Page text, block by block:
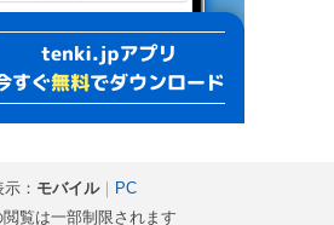
示： モバイル｜
PC
覧は一部制限されます